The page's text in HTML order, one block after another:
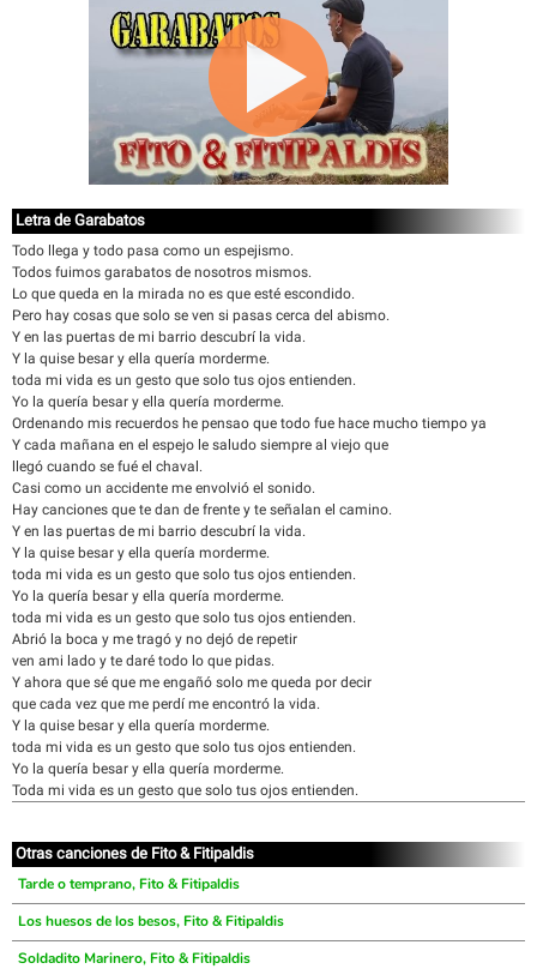
Letra de Garabatos
Todo llega y todo pasa como un espejismo.
Todos fuimos garabatos de nosotros mismos.
Lo que queda en la mirada no es que esté escondido.
Pero hay cosas que solo se ven si pasas cerca del abismo.
Y en las puertas de mi barrio descubrí la vida.
Y la quise besar y ella quería morderme.
toda mi vida es un gesto que solo tus ojos entienden.
Yo la quería besar y ella quería morderme.
Ordenando mis recuerdos he pensao que todo fue hace mucho tiempo ya
Y cada mañana en el espejo le saludo siempre al viejo que
llegó cuando se fué el chaval.
Casi como un accidente me envolvió el sonido.
Hay canciones que te dan de frente y te señalan el camino.
Y en las puertas de mi barrio descubrí la vida.
Y la quise besar y ella quería morderme.
toda mi vida es un gesto que solo tus ojos entienden.
Yo la quería besar y ella quería morderme.
toda mi vida es un gesto que solo tus ojos entienden.
Abrió la boca y me tragó y no dejó de repetir
ven ami lado y te daré todo lo que pidas.
Y ahora que sé que me engañó solo me queda por decir
que cada vez que me perdí me encontró la vida.
Y la quise besar y ella quería morderme.
toda mi vida es un gesto que solo tus ojos entienden.
Yo la quería besar y ella quería morderme.
Toda mi vida es un gesto que solo tus ojos entienden.
Otras canciones de Fito & Fitipaldis
Tarde o temprano, Fito & Fitipaldis
Los huesos de los besos, Fito & Fitipaldis
Soldadito Marinero, Fito & Fitipaldis